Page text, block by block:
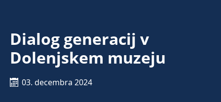
Dialog generacij v
Dolenjskem muzeju
03. decembra 2024